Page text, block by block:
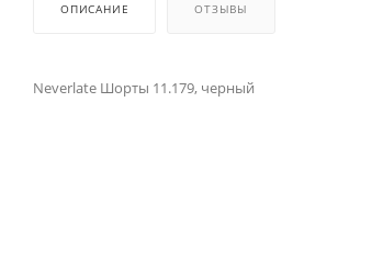
ОПИСАНИЕ ОТЗЫВЫ
Neverlate Шорты 11.179, черный